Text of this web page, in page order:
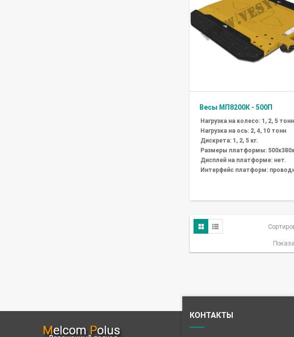
Весы МП8200К - 500П
Нагрузка на колесо: 1, 2, 5
Нагрузка на ось: 2, 4, 10 тонн
Дискрета: 1, 2, 5 кг.
Размеры платформы:
Дисплей на платформе: нет.
Интерфейс платформ:
КОНТАКТЫ